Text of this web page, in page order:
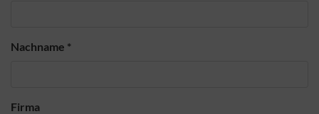
Nachname *
Firma